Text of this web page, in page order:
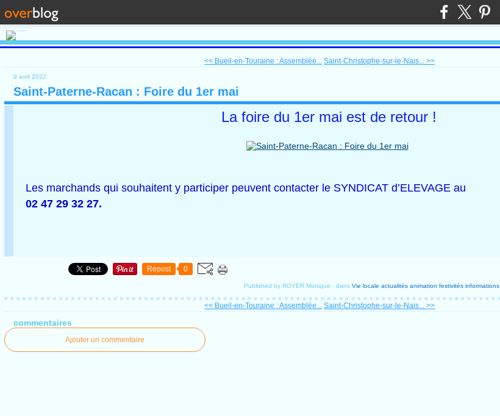
<< Bueil-en-Touraine : Assemblée... Saint-Christophe-sur-le-Nais... >>
9 avril 2022
Saint-Paterne-Racan : Foire du 1er mai
La foire du 1er mai est de retour !
Les marchands qui souhaitent y participer peuvent contacter le SYNDICAT d’ELEVAGE au
02 47 29 32 27.
Repost 0
Published by ROYER Monique -dans Vie locale actualités animation festivités informations
<< Bueil-en-Touraine : Assemblée... Saint-Christophe-sur-le-Nais... >>
commentaires
Ajouter un commentaire